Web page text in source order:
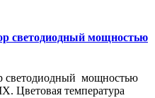
светодиодный мощностью
светодиодный мощностью
Цветовая температура